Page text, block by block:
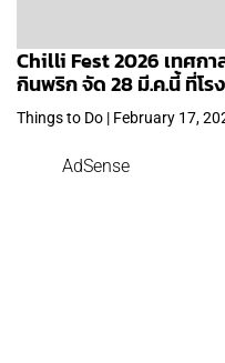
Chilli Fest 2026 เทศก
กินพริก จัด 28 มี.ค.นี้ ที่โ
Things to Do | February 17,
AdSense